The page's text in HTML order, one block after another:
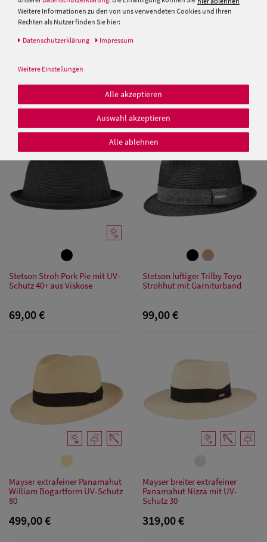
Extrafeiner weicher Bogart
229,00 € 99,00 €
Stetson Stroh Pork Pie mit UV-
Schutz 40+ aus Viskose
69,00 €
Stetson luftiger Trilby Toyo
Strohhut mit Garniturband
99,00 €
Mayser extrafeiner Panamahut
William Bogartform UV-Schutz
80
499,00 €
Mayser breiter extrafeiner
Panamahut Nizza mit UV-
Schutz 30
319,00 €
Weitere Informationen zu den von uns verwendeten Cookies und Ihren
Rechten als Nutzer finden Sie hier:
Daten­schutz­erklärung Impressum
Weitere Einstellungen
Alle akzeptieren
Auswahl akzeptieren
Alle ablehnen